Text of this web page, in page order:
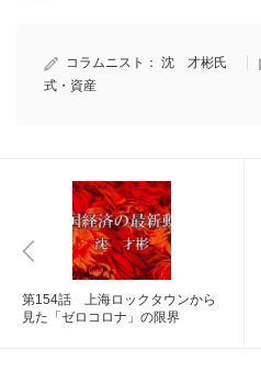
コラムニスト： 沈 才彬氏
式・資産
第154話 上海ロックタウンから
見た「ゼロコロナ」の限界